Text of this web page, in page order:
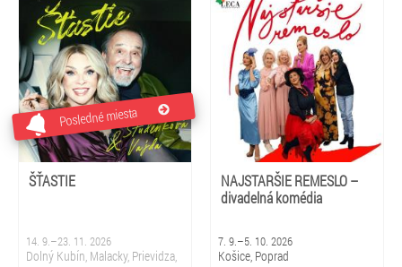
Posledné miesta
ŠŤASTIE
14. 9.–23. 11. 2026
Dolný Kubín, Malacky, Prievidza,
NAJSTARŠIE REMESLO –
divadelná komédia
7. 9.–5. 10. 2026
Košice, Poprad